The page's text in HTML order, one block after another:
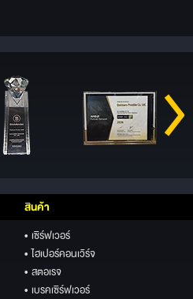
สินค้า
• เซิร์ฟเวอร์
• ไฮเปอร์คอนเวิร์จ
• สตอเรจ
• เบรคเซิร์ฟเวอร์